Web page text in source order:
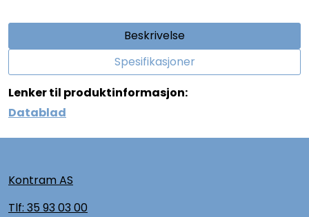
Beskrivelse
Spesifikasjoner
Lenker til produktinformasjon:
Datablad
Kontram AS
Tlf: 35 93 03 00